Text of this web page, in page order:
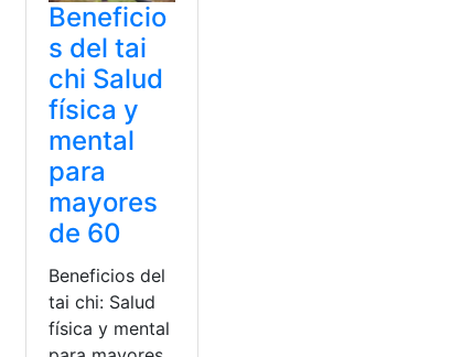
Beneficio
s del tai
chi Salud
física y
mental
para
mayores
de 60
Beneficios del
tai chi: Salud
física y mental